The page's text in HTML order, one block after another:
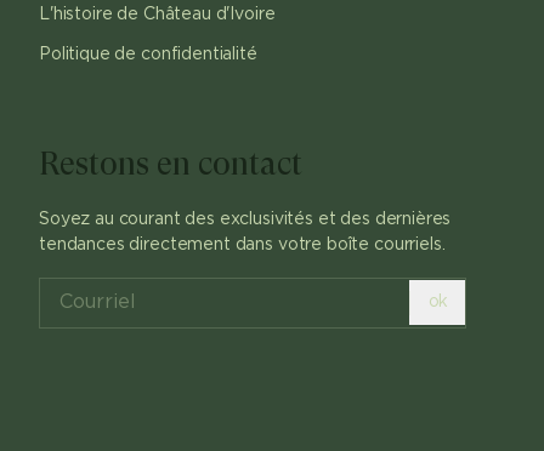
L'histoire de Château d'Ivoire
Politique de confidentialité
Restons en contact
Soyez au courant des exclusivités et des dernières
tendances directement dans votre boîte courriels.
ok